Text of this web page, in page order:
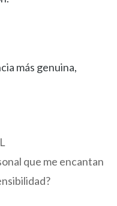
más genuina,
que me encantan